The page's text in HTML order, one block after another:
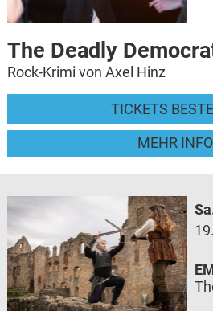
The Deadly
Rock-Krimi von Axel Hinz
TICKETS
MEHR